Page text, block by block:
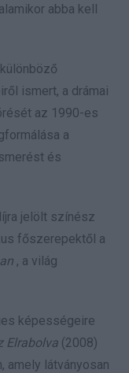
abba kell
ismert, a drámai
az 1990-es
a
és
jelölt színész
főszerepektől a
, a világ
képességeire
Elrabolva (2008)
amely látványosan